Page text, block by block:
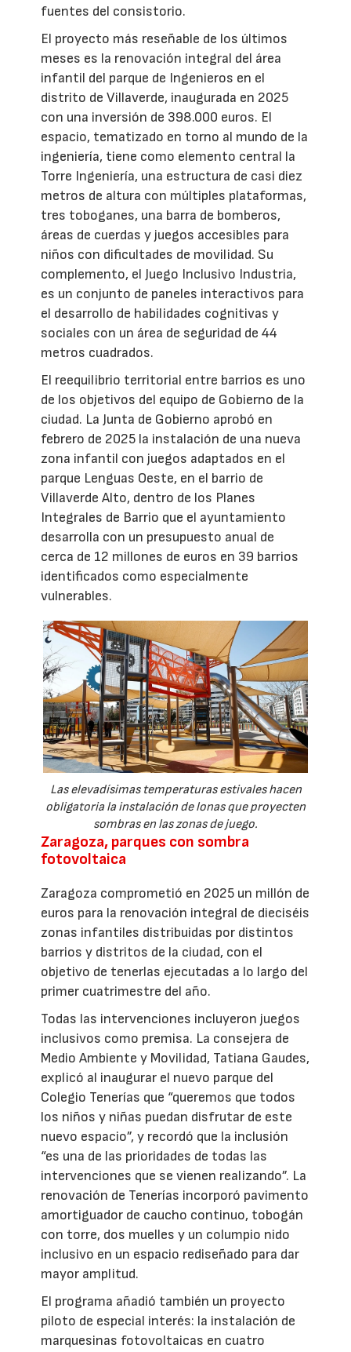
fuentes del consistorio.
El proyecto más reseñable de los últimos
meses es la renovación integral del área
infantil del parque de Ingenieros en el
distrito de Villaverde, inaugurada en 2025
con una inversión de 398.000 euros. El
espacio, tematizado en torno al mundo de la
ingeniería, tiene como elemento central la
Torre Ingeniería, una estructura de casi diez
metros de altura con múltiples plataformas,
tres toboganes, una barra de bomberos,
áreas de cuerdas y juegos accesibles para
niños con dificultades de movilidad. Su
complemento, el Juego Inclusivo Industria,
es un conjunto de paneles interactivos para
el desarrollo de habilidades cognitivas y
sociales con un área de seguridad de 44
metros cuadrados.
El reequilibrio territorial entre barrios es uno
de los objetivos del equipo de Gobierno de la
ciudad. La Junta de Gobierno aprobó en
febrero de 2025 la instalación de una nueva
zona infantil con juegos adaptados en el
parque Lenguas Oeste, en el barrio de
Villaverde Alto, dentro de los Planes
Integrales de Barrio que el ayuntamiento
desarrolla con un presupuesto anual de
cerca de 12 millones de euros en 39 barrios
identificados como especialmente
vulnerables.
Las elevadísimas temperaturas estivales hacen
obligatoria la instalación de lonas que proyecten
sombras en las zonas de juego.
Zaragoza, parques con sombra
fotovoltaica
Zaragoza comprometió en 2025 un millón de
euros para la renovación integral de dieciséis
zonas infantiles distribuidas por distintos
barrios y distritos de la ciudad, con el
objetivo de tenerlas ejecutadas a lo largo del
primer cuatrimestre del año.
Todas las intervenciones incluyeron juegos
inclusivos como premisa. La consejera de
Medio Ambiente y Movilidad, Tatiana Gaudes,
explicó al inaugurar el nuevo parque del
Colegio Tenerías que “queremos que todos
los niños y niñas puedan disfrutar de este
nuevo espacio”, y recordó que la inclusión
“es una de las prioridades de todas las
intervenciones que se vienen realizando”. La
renovación de Tenerías incorporó pavimento
amortiguador de caucho continuo, tobogán
con torre, dos muelles y un columpio nido
inclusivo en un espacio rediseñado para dar
mayor amplitud.
El programa añadió también un proyecto
piloto de especial interés: la instalación de
marquesinas fotovoltaicas en cuatro